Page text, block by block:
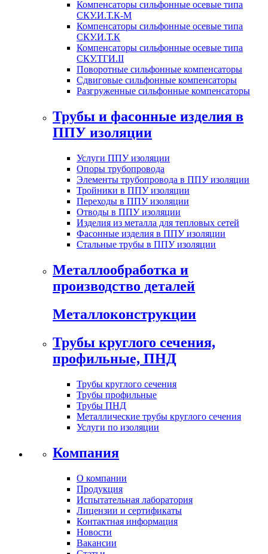
Компенсаторы сильфонные осевые типа
СКУ.И.Т.К-М
Компенсаторы сильфонные осевые типа
СКУ.И.Т.К
Компенсаторы сильфонные осевые типа
СКУ.ТГИ.II
Поворотные сильфонные компенсаторы
Сдвиговые сильфонные компенсаторы
Разгруженные сильфонные компенсаторы
Трубы и фасонные изделия в
ППУ изоляции
Услуги ППУ изоляции
Опоры трубопровода
Элементы трубопровода в ППУ изоляции
Тройники в ППУ изоляции
Переходы в ППУ изоляции
Отводы в ППУ изоляции
Изделия из металла для тепловых сетей
Фасонные изделия в ППУ изоляции
Стальные трубы в ППУ изоляции
Металлообработка и
производство деталей
Металлоконструкции
Трубы круглого сечения,
профильные, ПНД
Трубы круглого сечения
Трубы профильные
Трубы ПНД
Металлические трубы круглого сечения
Услуги по изоляции
Компания
О компании
Продукция
Испытательная лаборатория
Лицензии и сертификаты
Контактная информация
Новости
Вакансии